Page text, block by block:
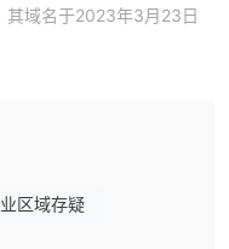
其域名于2023年3月23日
区域存疑